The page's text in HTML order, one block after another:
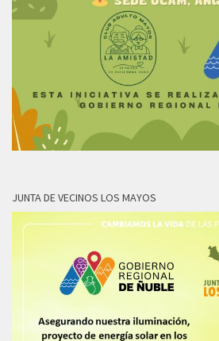
JUNTA DE VECINOS LOS MAYOS